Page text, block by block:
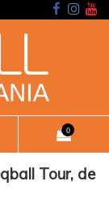
0
Tour, de